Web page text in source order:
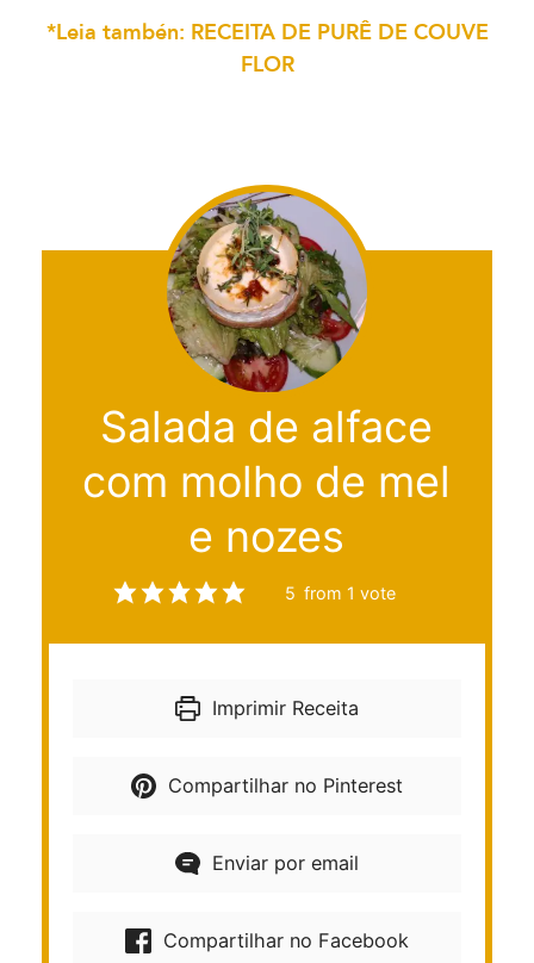
*Leia tambén: RECEITA DE PURÊ DE COUVE
FLOR
Salada de alface
com molho de mel
e nozes
5 from 1 vote
Imprimir Receita
Compartilhar no Pinterest
Enviar por email
Compartilhar no Facebook